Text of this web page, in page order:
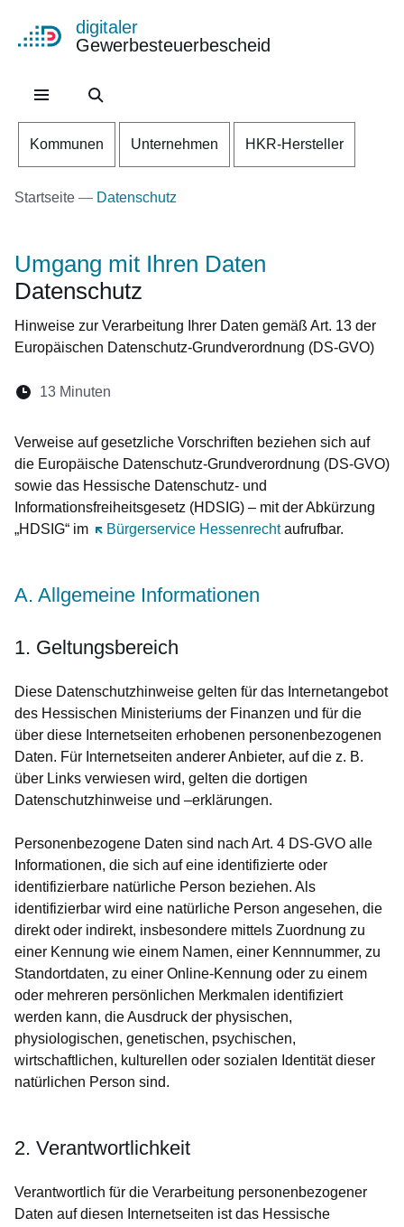
Direkt zum Kopf der
Direkt zum Inhalt
Direkt zum Fuß der
digitaler
Gewerbesteuerbescheid
Kommunen Unternehmen HKR-Hersteller
Startseite Datenschutz
Umgang mit Ihren Daten
Datenschutz
Hinweise zur Verarbeitung Ihrer Daten gemäß Art. 13 der
Europäischen Datenschutz-Grundverordnung (DS-GVO)
Lesedauer:
13 Minuten
Verweise auf gesetzliche Vorschriften beziehen sich auf
die Europäische Datenschutz-Grundverordnung (DS-GVO)
sowie das Hessische Datenschutz- und
Informationsfreiheitsgesetz (HDSIG) – mit der Abkürzung
„HDSIG“ im
Bürgerservice Hessenrecht
Öffnet sich in einem neuen Fenster
aufrufbar.
A. Allgemeine Informationen
1. Geltungsbereich
Diese Datenschutzhinweise gelten für das Internetangebot
des Hessischen Ministeriums der Finanzen und für die
über diese Internetseiten erhobenen personenbezogenen
Daten. Für Internetseiten anderer Anbieter, auf die z. B.
über Links verwiesen wird, gelten die dortigen
Datenschutzhinweise und –erklärungen.
Personenbezogene Daten sind nach Art. 4 DS-GVO alle
Informationen, die sich auf eine identifizierte oder
identifizierbare natürliche Person beziehen. Als
identifizierbar wird eine natürliche Person angesehen, die
direkt oder indirekt, insbesondere mittels Zuordnung zu
einer Kennung wie einem Namen, einer Kennnummer, zu
Standortdaten, zu einer Online-Kennung oder zu einem
oder mehreren persönlichen Merkmalen identifiziert
werden kann, die Ausdruck der physischen,
physiologischen, genetischen, psychischen,
wirtschaftlichen, kulturellen oder sozialen Identität dieser
natürlichen Person sind.
2. Verantwortlichkeit
Verantwortlich für die Verarbeitung personenbezogener
Daten auf diesen Internetseiten ist das Hessische